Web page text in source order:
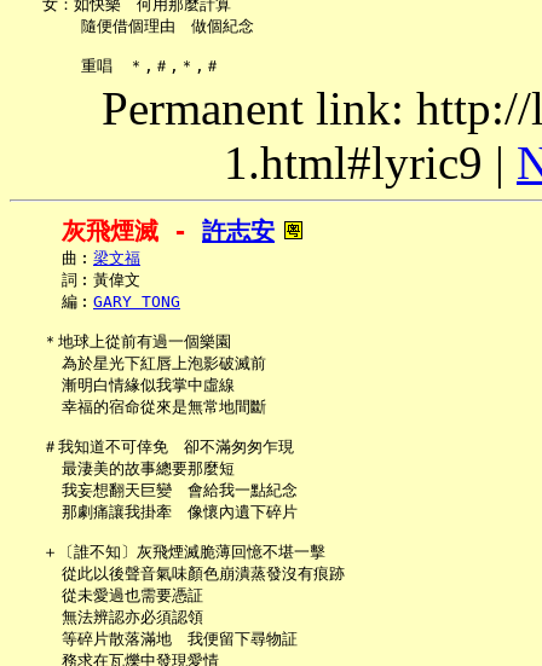
   女：如快樂　何用那麼計算
       隨便借個理由　做個紀念
Permanent link:
1.html#lyric9 |
灰飛煙滅 - 許志安
     曲︰
梁文福
     詞︰黃偉文
     編︰
GARY TONG
   ＊地球上從前有過一個樂園
     為於星光下紅唇上泡影破滅前
     漸明白情緣似我掌中虛線
     幸福的宿命從來是無常地間斷
   ＃我知道不可倖免　卻不滿匆匆乍現
     最淒美的故事總要那麼短
     我妄想翻天巨變　會給我一點紀念
     那劇痛讓我掛牽　像懷內遺下碎片
   ＋〔誰不知〕灰飛煙滅脆薄回憶不堪一擊
     從此以後聲音氣味顏色崩潰蒸發沒有痕跡
     從未愛過也需要憑証
     無法辨認亦必須認領
     等碎片散落滿地　我便留下尋物証
     務求在瓦爍中發現愛情